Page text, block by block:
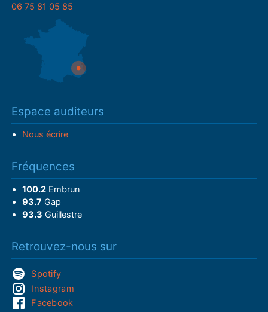
06 75 81 05 85
Espace auditeurs
Nous écrire
Fréquences
100.2Embrun
93.7 Gap
93.3 Guillestre
Retrouvez-nous sur
Spotify
Instagram
Facebook